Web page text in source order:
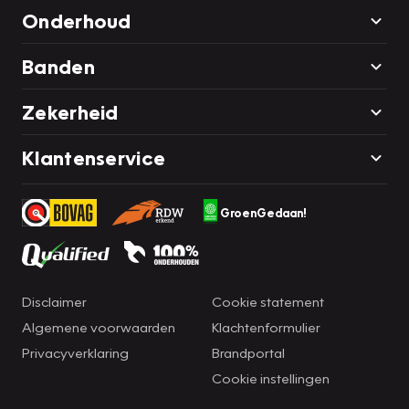
Onderhoud
Banden
Zekerheid
Klantenservice
GroenGedaan!
Disclaimer
Algemene voorwaarden
Privacyverklaring
Cookie statement
Klachtenformulier
Brandportal
Cookie instellingen